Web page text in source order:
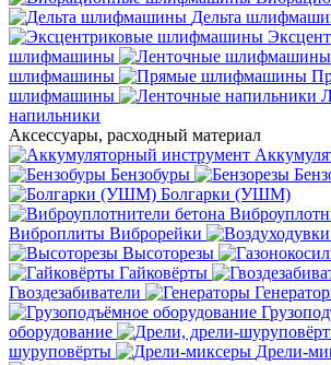
Дельта
шлифмашины
шлифмашины
шлифмашины
напильники
Аксессуары, расходный материал
Бензобуры
Болгарки (УШМ)
Виброплиты Виброрейки
Высоторезы
Гайковёрты
Гвоздезабиватели
оборудование
шуруповёрты
Дрели-